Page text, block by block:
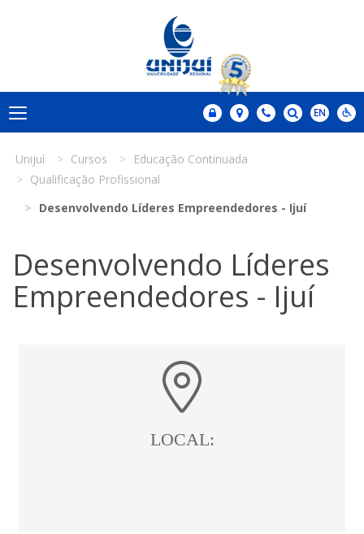
Unijuí Cursos
Educação Continuada
Qualificação Profissional
Desenvolvendo Líderes Empreendedores - Ijuí
Desenvolvendo Líderes
Empreendedores - Ijuí